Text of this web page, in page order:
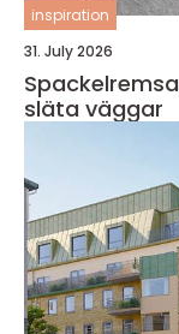
inspiration
31. July 2026
Spackelremsa grunden för hållbara och
släta väggar